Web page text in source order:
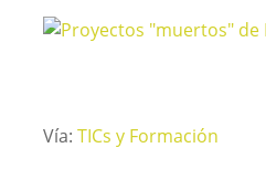
Vía: TICs y Formación